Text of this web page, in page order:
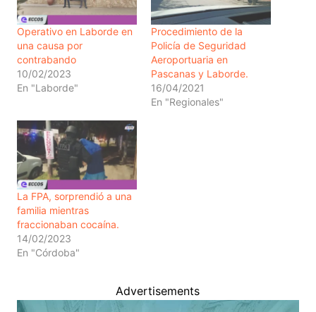
Operativo en Laborde en
una causa por
contrabando
10/02/2023
En "Laborde"
Procedimiento de la
Policía de Seguridad
Aeroportuaria en
Pascanas y Laborde.
16/04/2021
En "Regionales"
La FPA, sorprendió a una
familia mientras
fraccionaban cocaína.
14/02/2023
En "Córdoba"
Advertisements